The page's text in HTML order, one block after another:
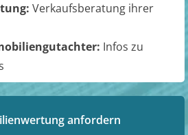
Verkaufsberatung ihrer
Infos zu
anfordern